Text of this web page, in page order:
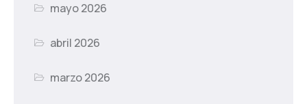
mayo 2026
abril 2026
marzo 2026